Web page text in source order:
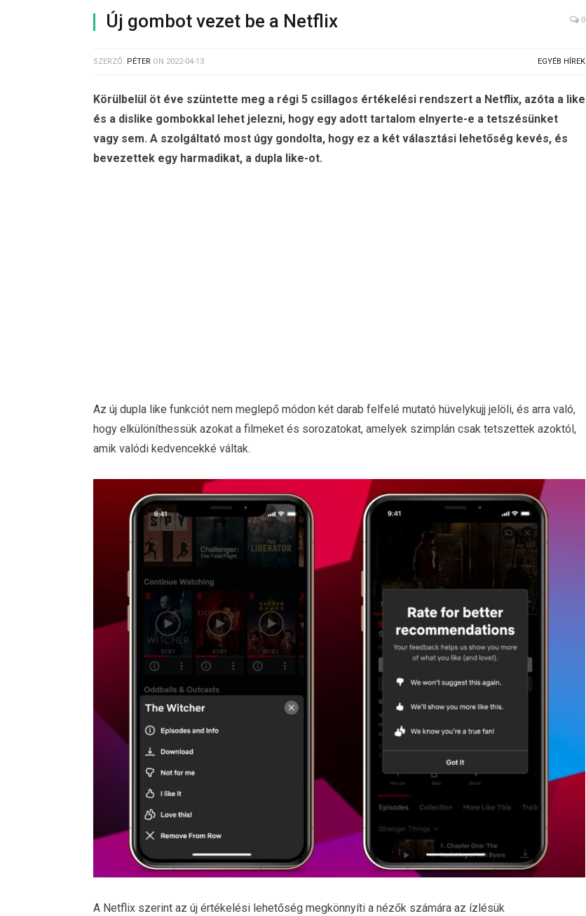
Új gombot vezet be a Netflix 0
SZERZŐ: PÉTER ON 2022-04-13 EGYÉB HÍREK
Körülbelül öt éve szüntette meg a régi 5 csillagos értékelési rendszert a Netflix, azóta a like
és a dislike gombokkal lehet jelezni, hogy egy adott tartalom elnyerte-e a tetszésünket
vagy sem. A szolgáltató most úgy gondolta, hogy ez a két választási lehetőség kevés, és
bevezettek egy harmadikat, a dupla like-ot.
Az új dupla like funkciót nem meglepő módon két darab felfelé mutató hüvelykujj jelöli, és arra való,
hogy elkülöníthessük azokat a filmeket és sorozatokat, amelyek szimplán csak tetszettek azoktól,
amik valódi kedvencekké váltak.
A Netflix szerint az új értékelési lehetőség megkönnyíti a nézők számára az ízlésük